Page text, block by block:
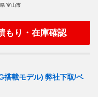
富山市
もり・在庫確認
搭載モデル) 弊社下取/ベ